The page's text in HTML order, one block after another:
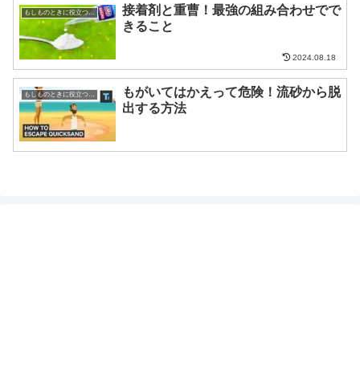
もしものときに役立つ知識
接着剤と重曹！最強の組み合わせでで
きること
2024.08.18
もしものときに役立つ知識
もがいてはかえって危険！流砂から脱
出する方法